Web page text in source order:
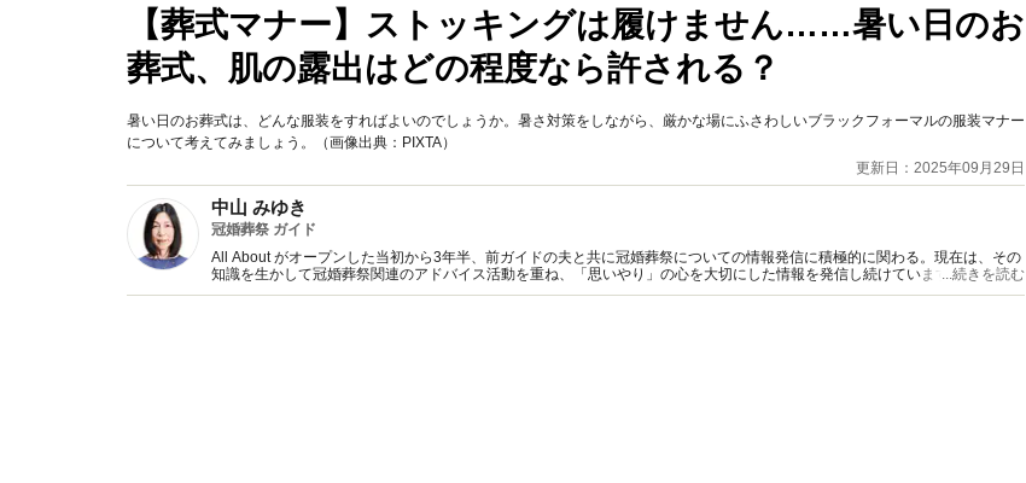
【葬式マナー】ストッキングは履けません……暑い日のお
葬式、肌の露出はどの程度なら許される？
暑い日のお葬式は、どんな服装をすればよいのでしょうか。暑さ対策をしながら、厳かな場にふさわしいブラックフォーマルの服装マナー
について考えてみましょう。（画像出典：PIXTA）
更新日：2025年09月29日
中山 みゆき
冠婚葬祭 ガイド
All About がオープンした当初から3年半、前ガイドの夫と共に冠婚葬祭についての情報発信に積極的に関わる。現在は、その
知識を生かして冠婚葬祭関連のアドバイス活動を重ね、「思いやり」の心を大切にした情報を発信し続けています。...続きを読む